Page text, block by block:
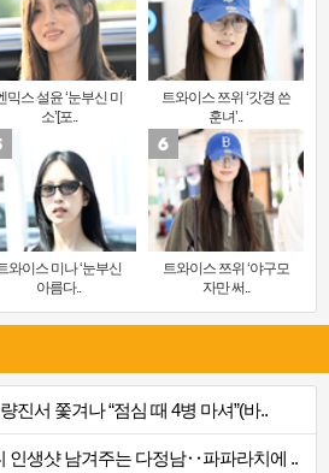
믹스 설윤 ‘눈부신 미
소’[포..
트와이스 쯔위 ‘갓경 쓴
훈녀’..
와이스 미나 ‘눈부신
아름다..
트와이스 쯔위 ‘야구모
자만 써..
진서 쫓겨나 “점심 때 4병 마셔”(바..
인생샷 남겨주는 다정남‥파파라치에 ..